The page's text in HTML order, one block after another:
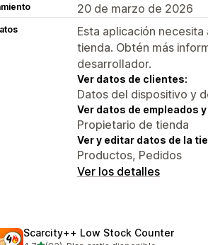
20 de marzo de 2026
Esta aplicación
tienda. Obtén más
desarrollador.
Ver datos de clientes:
Datos del dispositivo y
Ver datos de empleados
Propietario de tienda
Ver y editar datos de la
Productos, Pedidos
Ver los detalles
Scarcity++ Low Stock Counter